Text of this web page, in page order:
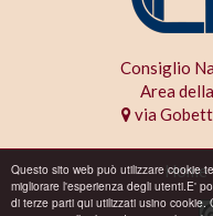
Questo sito web può utilizzare cookie
migliorare l'esperienza degli utenti.E'
di terze parti qui utilizzati usino
Consiglio
Area
via
Home